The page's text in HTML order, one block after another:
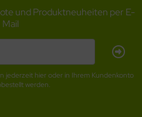
und Produktneuheiten per E-
Mail
jederzeit hier oder in Ihrem Kundenkonto
werden.